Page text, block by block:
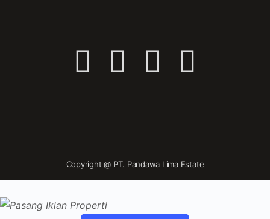
Copyright @ PT. Pandawa Lima Estate